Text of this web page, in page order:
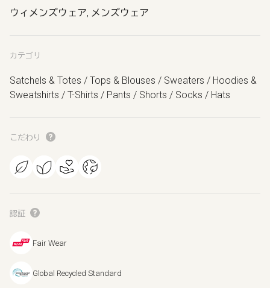
ウィメンズウェア, メンズウェア
カテゴリ
Satchels & Totes / Tops & Blouses / Sweaters / Hoodies &
Sweatshirts / T-Shirts / Pants / Shorts / Socks / Hats
こだわり
認証
Fair Wear
Global Recycled Standard